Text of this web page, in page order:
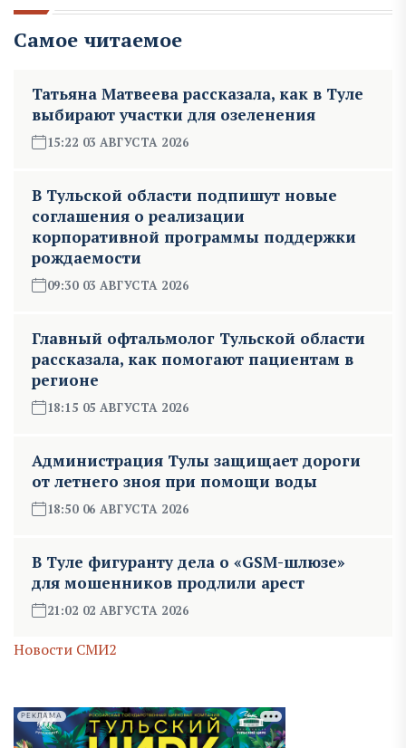
Самое читаемое
Татьяна Матвеева рассказала, как в Туле
выбирают участки для озеленения
15:22 03 АВГУСТА 2026
В Тульской области подпишут новые
соглашения о реализации
корпоративной программы поддержки
рождаемости
09:30 03 АВГУСТА 2026
Главный офтальмолог Тульской области
рассказала, как помогают пациентам в
регионе
18:15 05 АВГУСТА 2026
Администрация Тулы защищает дороги
от летнего зноя при помощи воды
18:50 06 АВГУСТА 2026
В Туле фигуранту дела о «GSM-шлюзе»
для мошенников продлили арест
21:02 02 АВГУСТА 2026
Новости СМИ2
РЕКЛАМА